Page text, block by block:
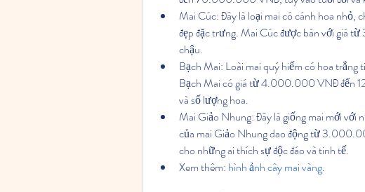
Mai Cúc: Đây là loại mai có cánh hoa nhỏ,
đẹp đặc trưng. Mai Cúc được bán với
chậu.
Bạch Mai: Loài mai quý hiếm có hoa trắng
Bạch Mai có giá từ 4.000.000 VNĐ đến
và số lượng hoa.
Mai Giảo Nhung: Đây là giống mai mới với
của mai Giảo Nhung dao động từ
cho những ai thích sự độc đáo và tinh tế.
Xem thêm: hình ảnh cây mai vàng.